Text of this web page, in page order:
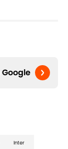
Google
Inter